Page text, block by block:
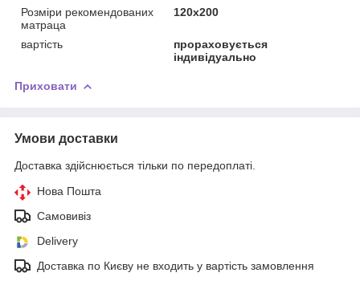
Розміри рекомендованих
матраца
120х200
вартість
прораховується
індивідуально
Приховати
Умови доставки
Доставка здійснюється тільки по передоплаті.
Нова Пошта
Самовивіз
Delivery
Доставка по Києву не входить у вартість замовлення